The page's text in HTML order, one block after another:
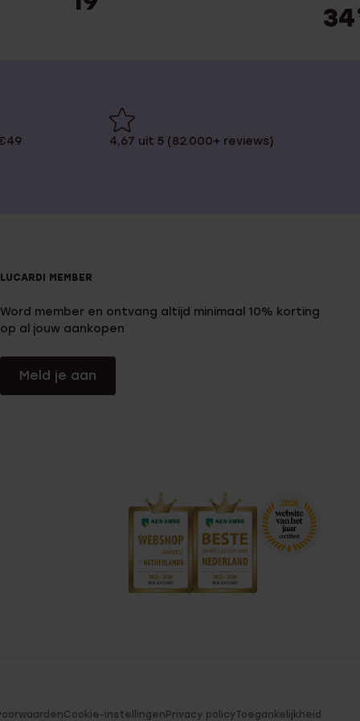
34
4,67 uit 5 (82.000+ reviews)
LUCARDI MEMBER
Word member en ontvang altijd minimaal 10% korting
op al jouw aankopen
Meld je aan
Cookie-instellingenPrivacy policyToegankelijkheid